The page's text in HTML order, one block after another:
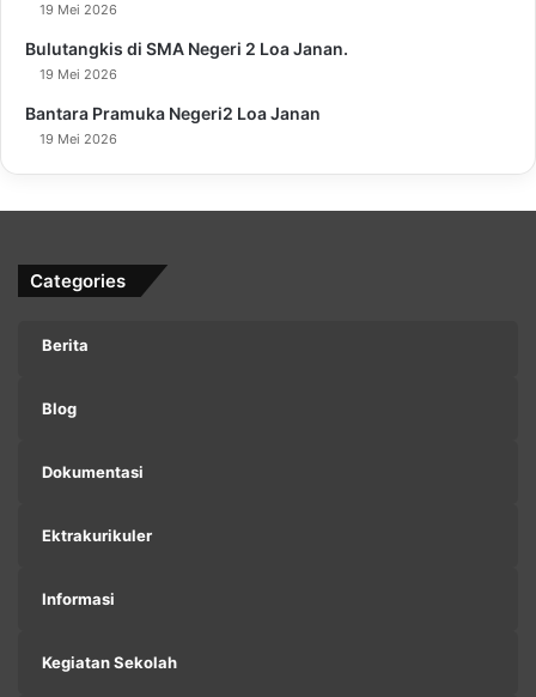
19 Mei 2026
Bulutangkis di SMA Negeri 2 Loa Janan.
19 Mei 2026
Bantara Pramuka Negeri2 Loa Janan
19 Mei 2026
Categories
Berita
Blog
Dokumentasi
Ektrakurikuler
Informasi
Kegiatan Sekolah